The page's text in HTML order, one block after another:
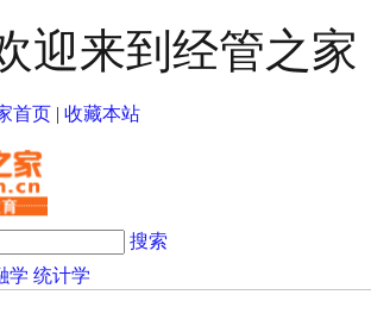
迎来到经管之家
首页 | 收藏本站
搜索
学 统计学